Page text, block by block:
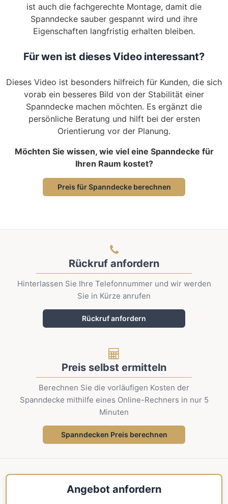
ist auch die fachgerechte Montage, damit die
Spanndecke sauber gespannt wird und ihre
Eigenschaften langfristig erhalten bleiben.
Für wen ist dieses Video interessant?
Dieses Video ist besonders hilfreich für Kunden, die sich
vorab ein besseres Bild von der Stabilität einer
Spanndecke machen möchten. Es ergänzt die
persönliche Beratung und hilft bei der ersten
Orientierung vor der Planung.
Möchten Sie wissen, wie viel eine Spanndecke für
Ihren Raum kostet?
Preis für Spanndecke berechnen
Rückruf anfordern
Hinterlassen Sie Ihre Telefonnummer und wir werden
Sie in Kürze anrufen
Rückruf anfordern
Preis selbst ermitteln
Berechnen Sie die vorläufigen Kosten der
Spanndecke mithilfe eines Online-Rechners in nur 5
Minuten
Spanndecken Preis berechnen
Angebot anfordern